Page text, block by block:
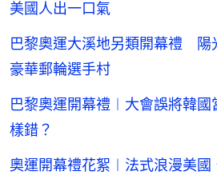
美國人出一口氣
巴黎奧運大溪地另類開幕禮
豪華郵輪選手村
巴黎奧運開幕禮︱大會誤將韓
樣錯？
奧運開幕禮花絮︱法式浪漫美